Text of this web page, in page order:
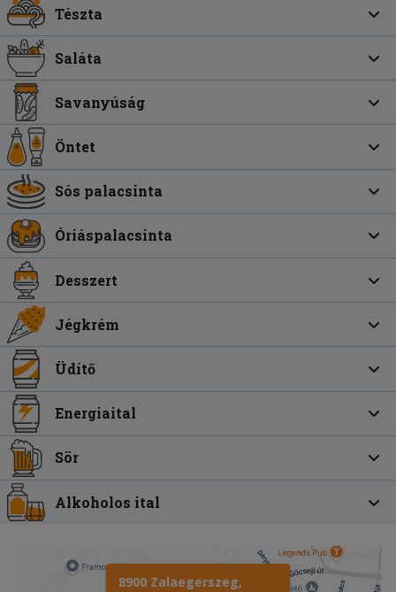
Tészta
Saláta
Savanyúság
Öntet
Sós palacsinta
Óriáspalacsinta
Desszert
Jégkrém
Üdítő
Energiaital
Sör
Alkoholos ital
8900 Zalaegerszeg,